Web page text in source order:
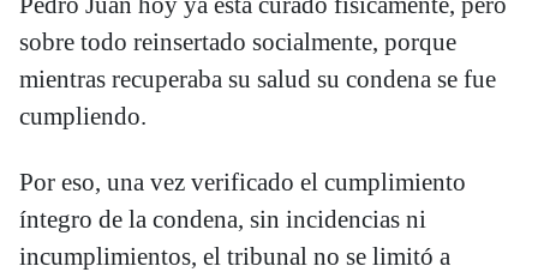
sobre todo reinsertado socialmente, porque
mientras recuperaba su salud su condena se fue
cumpliendo.
Por eso, una vez verificado el cumplimiento
íntegro de la condena, sin incidencias ni
incumplimientos, el tribunal no se limitó a